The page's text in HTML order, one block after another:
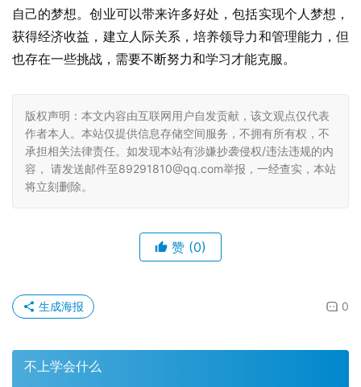
自己的梦想。创业可以带来许多好处，包括实现个人梦想，
获得经济收益，建立人际关系，培养领导力和管理能力，但
也存在一些挑战，需要不断努力和学习才能克服。
版权声明：本文内容由互联网用户自发贡献，该文观点仅代表
作者本人。本站仅提供信息存储空间服务，不拥有所有权，不
承担相关法律责任。如发现本站有涉嫌抄袭侵权/违法违规的内
容， 请发送邮件至89291810@qq.com举报，一经查实，本站
将立刻删除。
赞 (0)
0
生成海报
不上学会什么